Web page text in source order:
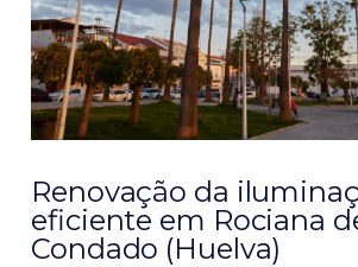
Renovação da
eficiente em Rociana
Condado (Huelva)